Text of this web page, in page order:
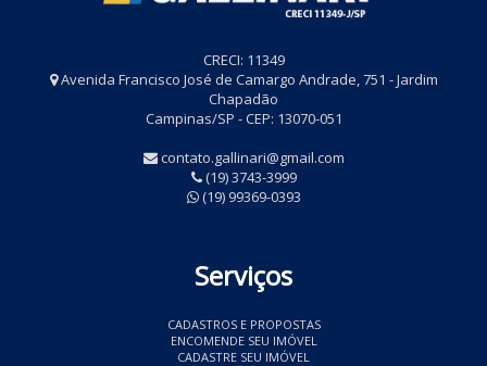
CRECI: 11349
Avenida Francisco José de Camargo Andrade, 751 - Jardim
Chapadão
Campinas/SP - CEP: 13070-051
contato.gallinari@gmail.com
(19) 3743-3999
(19) 99369-0393
Serviços
CADASTROS E PROPOSTAS
ENCOMENDE SEU IMÓVEL
CADASTRE SEU IMÓVEL